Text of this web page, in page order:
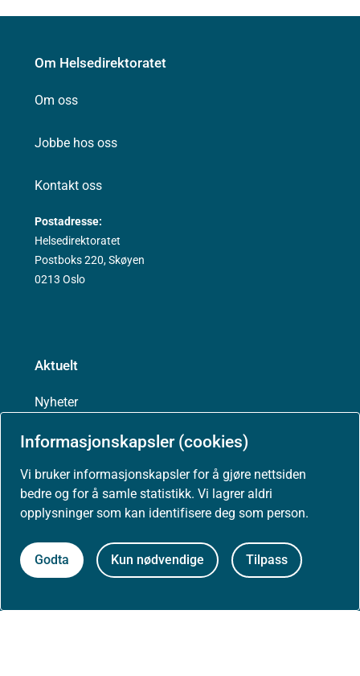
Informasjonskapsler (cookies)
Vi bruker informasjonskapsler for å gjøre nettsiden
bedre og for å samle statistikk. Vi lagrer aldri
opplysninger som kan identifisere deg som person.
Godta Kun nødvendige Tilpass
Om Helsedirektoratet
Om oss
Jobbe hos oss
Kontakt oss
Postadresse:
Helsedirektoratet
Postboks 220, Skøyen
0213 Oslo
Aktuelt
Nyheter
Arrangementer
Høringer